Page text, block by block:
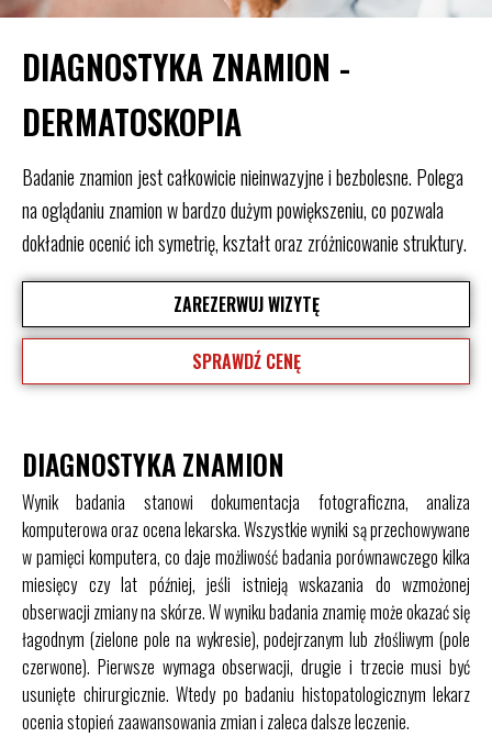
DIAGNOSTYKA ZNAMION -
DERMATOSKOPIA
Badanie znamion jest całkowicie nieinwazyjne i bezbolesne. Polega
na oglądaniu znamion w bardzo dużym powiększeniu, co pozwala
dokładnie ocenić ich symetrię, kształt oraz zróżnicowanie struktury.
ZAREZERWUJ WIZYTĘ
SPRAWDŹ CENĘ
DIAGNOSTYKA ZNAMION
Wynik badania stanowi dokumentacja fotograficzna, analiza
komputerowa oraz ocena lekarska. Wszystkie wyniki są przechowywane
w pamięci komputera, co daje możliwość badania porównawczego kilka
miesięcy czy lat później, jeśli istnieją wskazania do wzmożonej
obserwacji zmiany na skórze. W wyniku badania znamię może okazać się
łagodnym (zielone pole na wykresie), podejrzanym lub złośliwym (pole
czerwone). Pierwsze wymaga obserwacji, drugie i trzecie musi być
usunięte chirurgicznie. Wtedy po badaniu histopatologicznym lekarz
ocenia stopień zaawansowania zmian i zaleca dalsze leczenie.